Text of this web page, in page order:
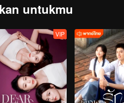
untukmu
VIP